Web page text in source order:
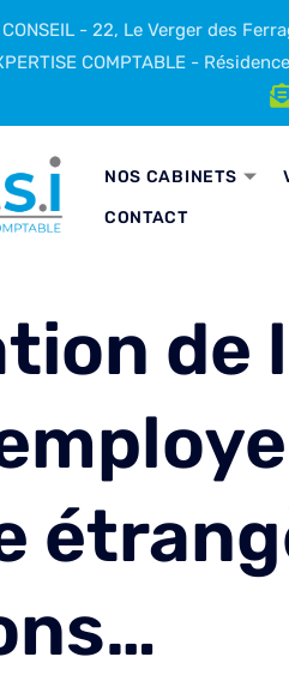
CONSEIL - 22, Le Verger des
COMPTABLE -
NOS CABINETS
CONTACT
de